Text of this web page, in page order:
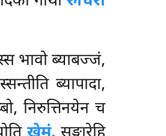
भावो ब्याबज्जं,
ब्यापादा,
निरुत्तिनयेन च